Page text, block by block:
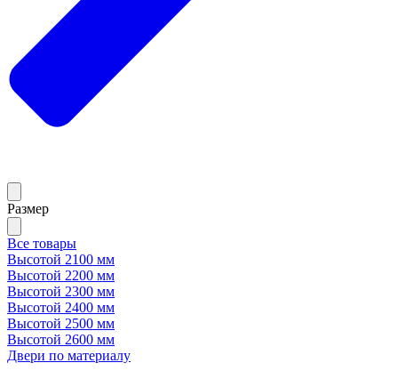
Размер
Все товары
Высотой 2100 мм
Высотой 2200 мм
Высотой 2300 мм
Высотой 2400 мм
Высотой 2500 мм
Высотой 2600 мм
Двери по материалу